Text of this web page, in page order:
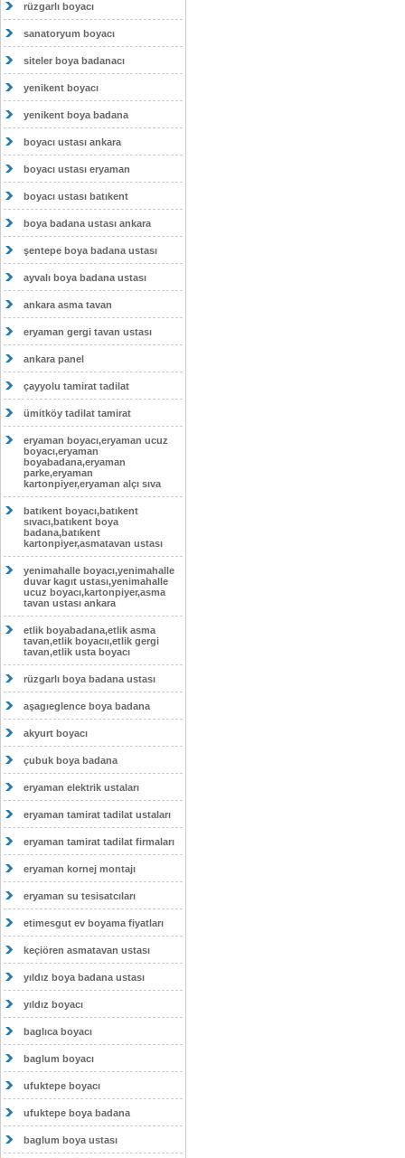
rüzgarlı boyacı
sanatoryum boyacı
siteler boya badanacı
yenikent boyacı
yenikent boya badana
boyacı ustası ankara
boyacı ustası eryaman
boyacı ustası batıkent
boya badana ustası ankara
şentepe boya badana ustası
ayvalı boya badana ustası
ankara asma tavan
eryaman gergi tavan ustası
ankara panel
çayyolu tamirat tadilat
ümitköy tadilat tamirat
eryaman boyacı,eryaman ucuz
boyacı,eryaman
boyabadana,eryaman
parke,eryaman
kartonpiyer,eryaman alçı sıva
batıkent boyacı,batıkent
sıvacı,batıkent boya
badana,batıkent
kartonpiyer,asmatavan ustası
yenimahalle boyacı,yenimahalle
duvar kagıt ustası,yenimahalle
ucuz boyacı,kartonpiyer,asma
tavan ustası ankara
etlik boyabadana,etlik asma
tavan,etlik boyacıı,etlik gergi
tavan,etlik usta boyacı
rüzgarlı boya badana ustası
aşagıeglence boya badana
akyurt boyacı
çubuk boya badana
eryaman elektrik ustaları
eryaman tamirat tadilat ustaları
eryaman tamirat tadilat firmaları
eryaman kornej montajı
eryaman su tesisatcıları
etimesgut ev boyama fiyatları
keçiören asmatavan ustası
yıldız boya badana ustası
yıldız boyacı
baglıca boyacı
baglum boyacı
ufuktepe boyacı
ufuktepe boya badana
baglum boya ustası